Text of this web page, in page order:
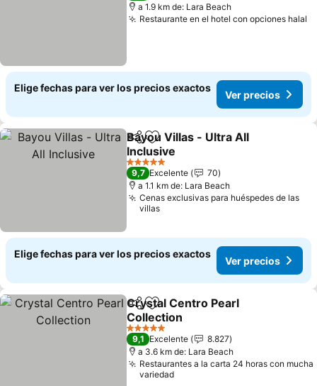
a 1.9 km de: Lara Beach
Restaurante en el hotel con opciones halal
Elige fechas para ver los precios exactos
Ver precios
CompartirAgregar a favoritos
Bayou Villas - Ultra All
Inclusive
5 Estrellas
9,7 Excelente
70
a 1.1 km de: Lara Beach
Cenas exclusivas para huéspedes de las
villas
Elige fechas para ver los precios exactos
Ver precios
CompartirAgregar a favoritos
Crystal Centro Pearl
Collection
5 Estrellas
9,1 Excelente
8.827
a 3.6 km de: Lara Beach
Restaurantes a la carta 24 horas con mucha
variedad